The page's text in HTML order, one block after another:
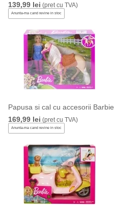
139,99 lei (pret cu TVA)
Anunta-ma cand revine in stoc
Papusa si cal cu accesorii Barbie
169,99 lei (pret cu TVA)
Anunta-ma cand revine in stoc